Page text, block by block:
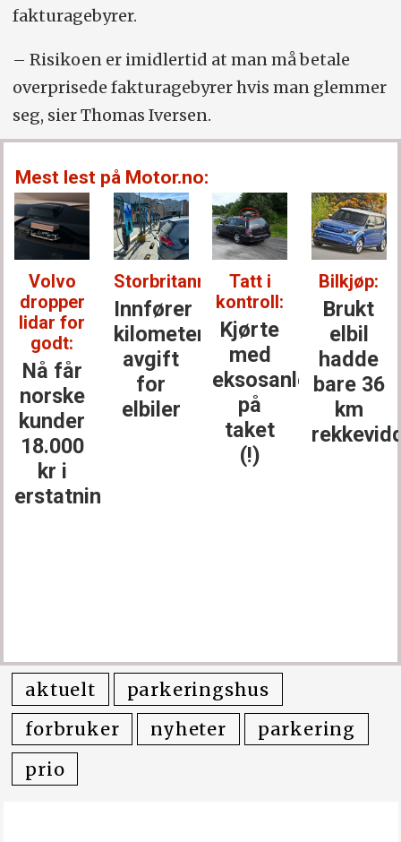
fakturagebyrer.
– Risikoen er imidlertid at man må betale
overprisede fakturagebyrer hvis man glemmer
seg, sier Thomas Iversen.
Mest lest på Motor.no:
Volvo
dropper
lidar for
godt:
Nå får
norske
kunder
18.000
kr i
erstatning
Storbritannia:
Innfører
kilometer­
avgift
for
elbiler
Tatt i
kontroll:
Kjørte
med
eksosanlegget
på
taket
(!)
Bilkjøp:
Brukt
elbil
hadde
bare 36
km
aktuelt
parkeringshus
forbruker
nyheter
parkering
prio